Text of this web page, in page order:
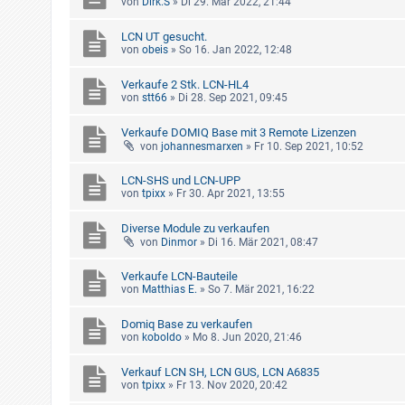
LCN UT gesucht.
von obeis » So 16. Jan 2022, 12:48
Verkaufe 2 Stk. LCN-HL4
von stt66 » Di 28. Sep 2021, 09:45
Verkaufe DOMIQ Base mit 3 Remote Lizenzen
von johannesmarxen » Fr 10. Sep 2021, 10:52
LCN-SHS und LCN-UPP
von tpixx » Fr 30. Apr 2021, 13:55
Diverse Module zu verkaufen
von Dinmor » Di 16. Mär 2021, 08:47
Verkaufe LCN-Bauteile
von Matthias E. » So 7. Mär 2021, 16:22
Domiq Base zu verkaufen
von koboldo » Mo 8. Jun 2020, 21:46
Verkauf LCN SH, LCN GUS, LCN A6835
von tpixx » Fr 13. Nov 2020, 20:42